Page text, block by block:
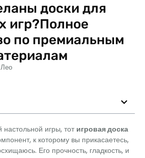
доски для
игр?Полное
по премиальным
Лео
игры, тот игровая доска
к которому вы прикасаетесь,
Его прочность, гладкость, и